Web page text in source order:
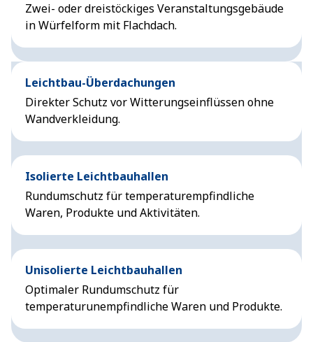
Zwei- oder dreistöckiges Veranstaltungsgebäude
in Würfelform mit Flachdach.
Leichtbau-Überdachungen
Direkter Schutz vor Witterungseinflüssen ohne
Wandverkleidung.
Isolierte Leichtbauhallen
Rundumschutz für temperaturempfindliche
Waren, Produkte und Aktivitäten.
Unisolierte Leichtbauhallen
Optimaler Rundumschutz für
temperaturunempfindliche Waren und Produkte.